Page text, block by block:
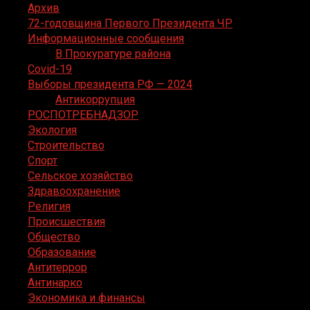
Архив
72-годовщина Первого Президента ЧР
Информационные сообщения
В Прокуратуре района
Covid-19
Выборы президента РФ — 2024
Антикоррупция
РОСПОТРЕБНАДЗОР
Экология
Строительство
Спорт
Сельское хозяйство
Здравоохранение
Религия
Происшествия
Общество
Образование
Антитеррор
Антинарко
Экономика и финансы